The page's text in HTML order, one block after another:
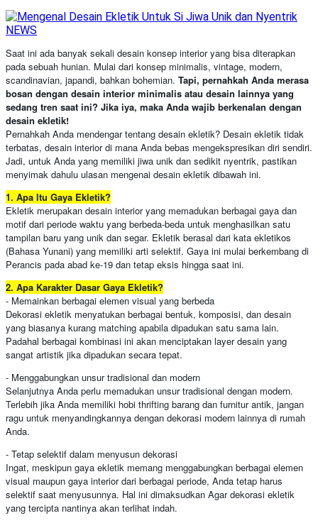
NEWS
Saat ini ada banyak sekali desain konsep interior yang bisa diterapkan
pada sebuah hunian. Mulai dari konsep minimalis, vintage, modern,
scandinavian, japandi, bahkan bohemian. Tapi, pernahkah Anda merasa
bosan dengan desain interior minimalis atau desain lainnya yang
sedang tren saat ini? Jika iya, maka Anda wajib berkenalan dengan
desain ekletik!
Pernahkah Anda mendengar tentang desain ekletik? Desain ekletik tidak
terbatas, desain interior di mana Anda bebas mengekspresikan diri sendiri.
Jadi, untuk Anda yang memiliki jiwa unik dan sedikit nyentrik, pastikan
menyimak dahulu ulasan mengenai desain ekletik dibawah ini.
1. Apa Itu Gaya Ekletik?
Ekletik merupakan desain interior yang memadukan berbagai gaya dan
motif dari periode waktu yang berbeda-beda untuk menghasilkan satu
tampilan baru yang unik dan segar. Ekletik berasal dari kata ekletikos
(Bahasa Yunani) yang memiliki arti selektif. Gaya ini mulai berkembang di
Perancis pada abad ke-19 dan tetap eksis hingga saat ini.
2. Apa Karakter Dasar Gaya Ekletik?
- Memainkan berbagai elemen visual yang berbeda
Dekorasi ekletik menyatukan berbagai bentuk, komposisi, dan desain
yang biasanya kurang matching apabila dipadukan satu sama lain.
Padahal berbagai kombinasi ini akan menciptakan layer desain yang
sangat artistik jika dipadukan secara tepat.
- Menggabungkan unsur tradisional dan modern
Selanjutnya Anda perlu memadukan unsur tradisional dengan modern.
Terlebih jika Anda memiliki hobi thrifting barang dan furnitur antik, jangan
ragu untuk menyandingkannya dengan dekorasi modern lainnya di rumah
Anda.
- Tetap selektif dalam menyusun dekorasi
Ingat, meskipun gaya ekletik memang menggabungkan berbagai elemen
visual maupun gaya interior dari berbagai periode, Anda tetap harus
selektif saat menyusunnya. Hal ini dimaksudkan Agar dekorasi ekletik
yang tercipta nantinya akan terlihat indah.